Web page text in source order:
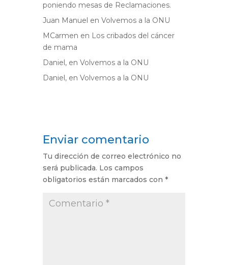
poniendo mesas de Reclamaciones.
Juan Manuel en Volvemos a la ONU
MCarmen en Los cribados del cáncer
de mama
Daniel, en Volvemos a la ONU
Daniel, en Volvemos a la ONU
Enviar comentario
Tu dirección de correo electrónico no
será publicada. Los campos
obligatorios están marcados con *